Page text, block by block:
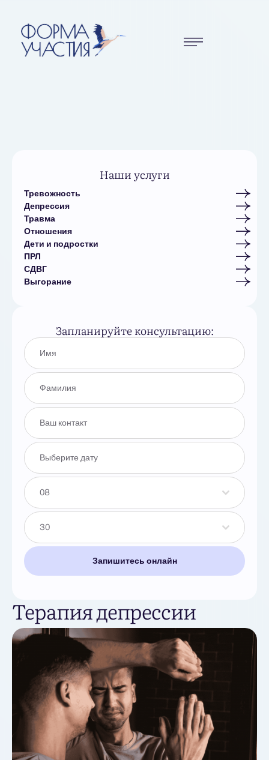
Наши услуги
Тревожность
Депрессия
Травма
Отношения
Дети и подростки
ПРЛ
СДВГ
Выгорание
Запланируйте консультацию:
08
30
Запишитесь онлайн
Терапия депрессии